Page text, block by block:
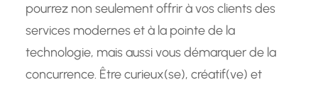
pourrez non seulement offrir à vos clients des
services modernes et à la pointe de la
technologie, mais aussi vous démarquer de la
concurrence. Être curieux(se), créatif(ve) et